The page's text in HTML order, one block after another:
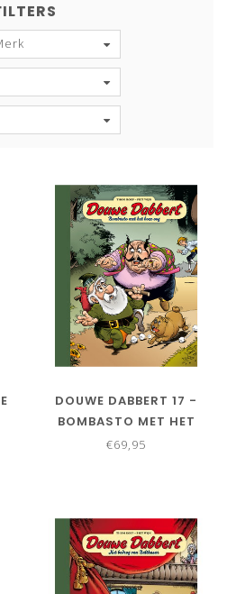
DOUWE DABBERT 17 -
BOMBASTO MET HET
BOZE OOG -
€69,95